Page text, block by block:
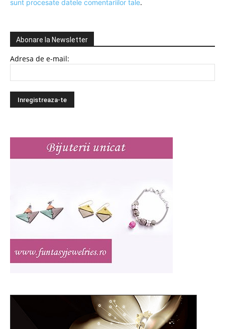
sunt procesate datele comentariilor tale.
Abonare la Newsletter
Adresa de e-mail: